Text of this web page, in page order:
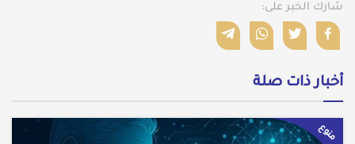
شارك الخبر على:
أخبار ذات صلة
منوع